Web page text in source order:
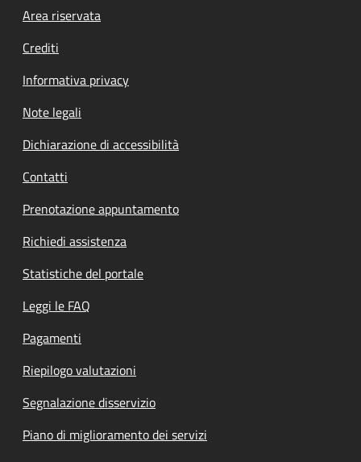
Footer menu
Area riservata
Crediti
Informativa privacy
Note legali
Dichiarazione di accessibilità
Contatti
Prenotazione appuntamento
Richiedi assistenza
Statistiche del portale
Leggi le FAQ
Pagamenti
Riepilogo valutazioni
Segnalazione disservizio
Piano di miglioramento dei servizi